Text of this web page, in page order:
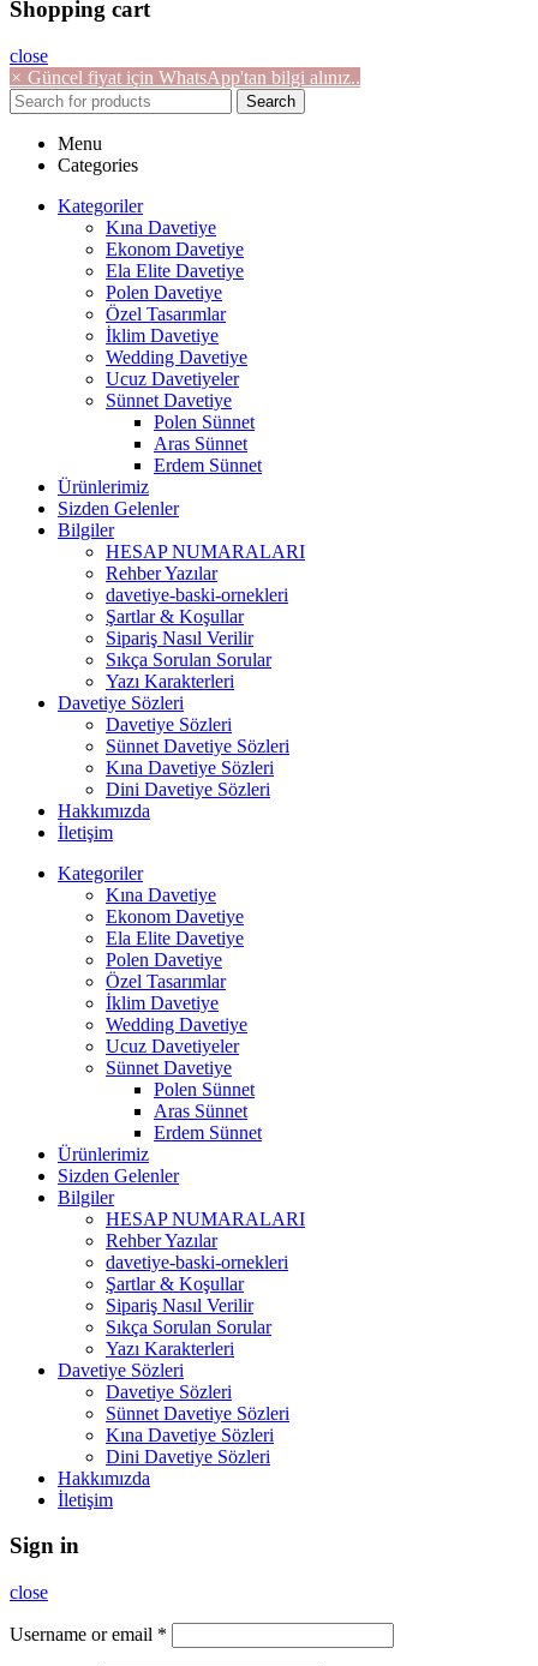
Shopping cart
close
× Güncel fiyat için WhatsApp'tan bilgi alınız..
Search
Menu
Categories
Kategoriler
Kına Davetiye
Ekonom Davetiye
Ela Elite Davetiye
Polen Davetiye
Özel Tasarımlar
İklim Davetiye
Wedding Davetiye
Ucuz Davetiyeler
Sünnet Davetiye
Polen Sünnet
Aras Sünnet
Erdem Sünnet
Ürünlerimiz
Sizden Gelenler
Bilgiler
HESAP NUMARALARI
Rehber Yazılar
davetiye-baski-ornekleri
Şartlar & Koşullar
Sipariş Nasıl Verilir
Sıkça Sorulan Sorular
Yazı Karakterleri
Davetiye Sözleri
Davetiye Sözleri
Sünnet Davetiye Sözleri
Kına Davetiye Sözleri
Dini Davetiye Sözleri
Hakkımızda
İletişim
Kategoriler
Kına Davetiye
Ekonom Davetiye
Ela Elite Davetiye
Polen Davetiye
Özel Tasarımlar
İklim Davetiye
Wedding Davetiye
Ucuz Davetiyeler
Sünnet Davetiye
Polen Sünnet
Aras Sünnet
Erdem Sünnet
Ürünlerimiz
Sizden Gelenler
Bilgiler
HESAP NUMARALARI
Rehber Yazılar
davetiye-baski-ornekleri
Şartlar & Koşullar
Sipariş Nasıl Verilir
Sıkça Sorulan Sorular
Yazı Karakterleri
Davetiye Sözleri
Davetiye Sözleri
Sünnet Davetiye Sözleri
Kına Davetiye Sözleri
Dini Davetiye Sözleri
Hakkımızda
İletişim
Sign in
close
Username or email *